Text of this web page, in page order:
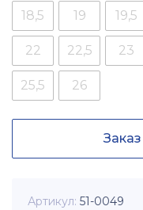
18,5 19 19,5
22 22,5 23
25,5 26
Артикул 51-0049